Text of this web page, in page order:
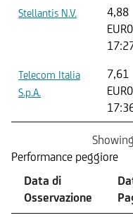
Stellantis N.V.
4,88
EUR
Telecom Italia
S.p.A.
7,61
EUR
Performance peggiore
Data di
Osservazione